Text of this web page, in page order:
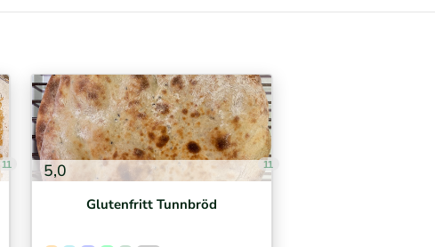
11 5,0 11
Glutenfritt Tunnbröd